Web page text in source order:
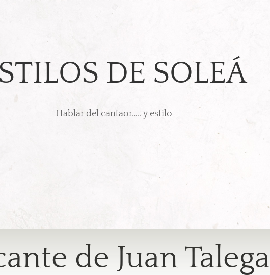
DE SOLEÁ
Hablar del cantaor….. y estilo
de Juan Talega